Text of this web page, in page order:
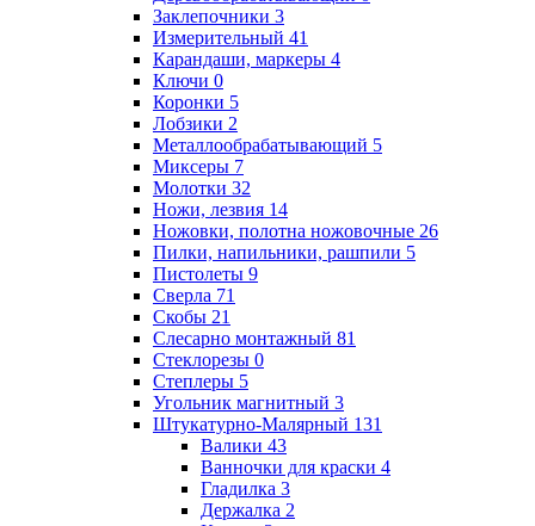
Заклепочники 3
Измерительный 41
Карандаши, маркеры 4
Ключи 0
Коронки 5
Лобзики 2
Металлообрабатывающий 5
Миксеры 7
Молотки 32
Ножи, лезвия 14
Ножовки, полотна ножовочные 26
Пилки, напильники, рашпили 5
Пистолеты 9
Сверла 71
Скобы 21
Слесарно монтажный 81
Стеклорезы 0
Степлеры 5
Угольник магнитный 3
Штукатурно-Малярный 131
Валики 43
Ванночки для краски 4
Гладилка 3
Держалка 2